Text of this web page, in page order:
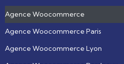
Agence Woocommerce
Agence Woocommerce Paris
Agence Woocommerce Lyon